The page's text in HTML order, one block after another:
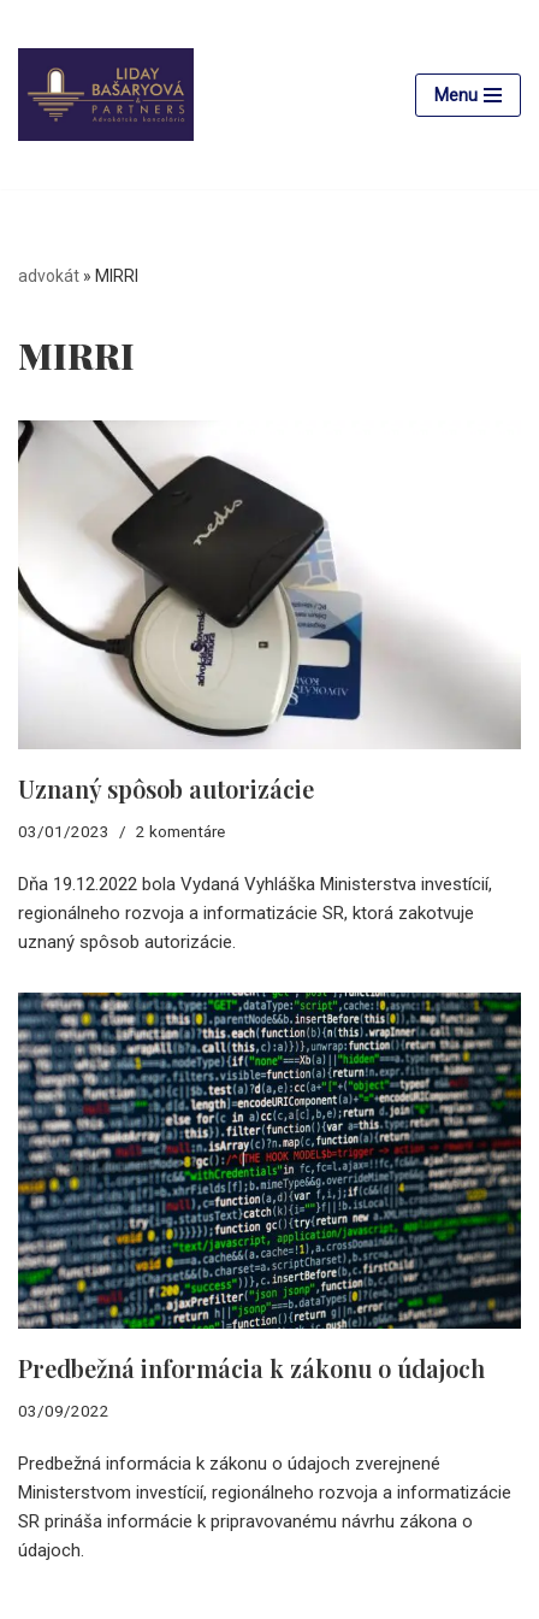
Preskočiť
na
obsah
Menu
advokát » MIRRI
MIRRI
Uznaný spôsob autorizácie
03/01/2023 2 komentáre
Dňa 19.12.2022 bola Vydaná Vyhláška Ministerstva investícií,
regionálneho rozvoja a informatizácie SR, ktorá zakotvuje
uznaný spôsob autorizácie.
Predbežná informácia k zákonu o údajoch
03/09/2022
Predbežná informácia k zákonu o údajoch zverejnené
Ministerstvom investícií, regionálneho rozvoja a informatizácie
SR prináša informácie k pripravovanému návrhu zákona o
údajoch.